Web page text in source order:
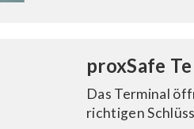
proxSafe
Das Terminal
richtigen